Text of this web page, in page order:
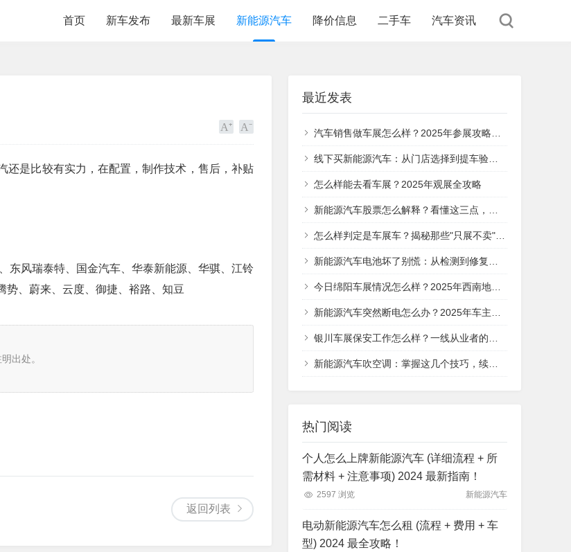
首页 新车发布 最新车展 新能源汽车 降价信息 二手车 汽车资讯
还是比较有实力，在配置，制作技术，售后，补贴
东风瑞泰特、国金汽车、华泰新能源、华骐、江铃
势、蔚来、云度、御捷、裕路、知豆
出处。
返回列表
最近发表
汽车销售做车展怎么样？2025年参展攻略与实战经验分享
线下买新能源汽车：从门店选择到提车验收，这5个关键步骤帮你避坑
怎么样能去看车展？2025年观展全攻略
新能源汽车股票怎么解释？看懂这三点，你就明白它的投资价值在哪
怎么样判定是车展车？揭秘那些"只展不卖"的特殊车辆
新能源汽车电池坏了别慌：从检测到修复的全流程指南
今日绵阳车展情况怎么样？2025年西南地区汽车盛宴全面解析
新能源汽车突然断电怎么办？2025年车主必看的应急处理指南，从安全判断到救援全流程
银川车展保安工作怎么样？一线从业者的真实体验分享
新能源汽车吹空调：掌握这几个技巧，续航与舒适不再二选一
热门阅读
个人怎么上牌新能源汽车 (详细流程 + 所
需材料 + 注意事项) 2024 最新指南！
2597 浏览 新能源汽车
电动新能源汽车怎么租 (流程 + 费用 + 车
型) 2024 最全攻略！